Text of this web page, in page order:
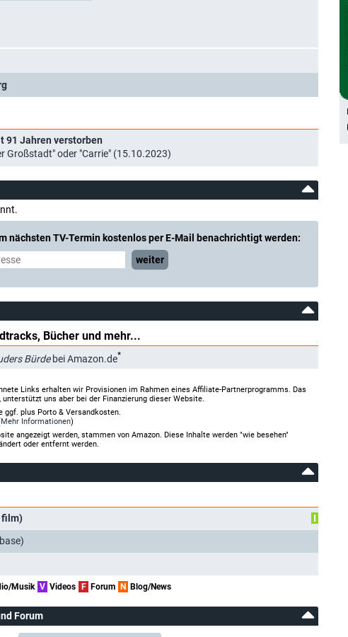
91 Jahren verstorben
Großstadt" oder "Carrie" (15.10.2023)
nächsten TV-Termin kostenlos per E-Mail benachrichtigt werden:
weiter
Bücher und mehr...
Bürdebei Amazon.de*
Links erhalten wir Provisionen im Rahmen eines Affiliate-Partnerprogramms. Das
uns aber bei der Finanzierung dieser Website.
ggf. plus Porto & Versandkosten.
Mehr Informationen)
angezeigt werden, stammen von Amazon. Diese Inhalte werden "wie besehen"
oder entfernt werden.
film)
I
Musik V Videos F Forum N Blog/News
Forum